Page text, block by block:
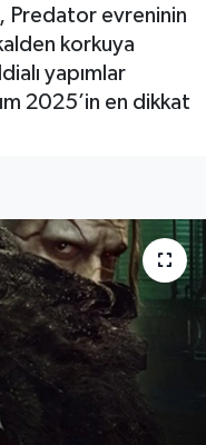
Predator evreninin
korkuya
yapımlar
2025’in en dikkat